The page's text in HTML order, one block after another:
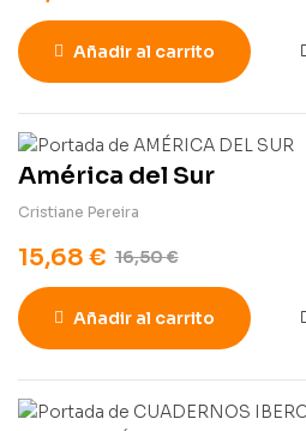
Añadir al carrito
América del Sur
Cristiane Pereira
16,50€
15,68 €
Añadir al carrito